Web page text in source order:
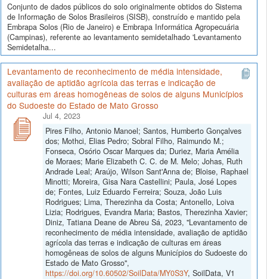
Conjunto de dados públicos do solo originalmente obtidos do Sistema
de Informação de Solos Brasileiros (SISB), construído e mantido pela
Embrapa Solos (Rio de Janeiro) e Embrapa Informática Agropecuária
(Campinas), referente ao levantamento semidetalhado 'Levantamento
Semidetalha...
Levantamento de reconhecimento de média intensidade,
avaliação de aptidão agrícola das terras e indicação de
culturas em áreas homogêneas de solos de alguns Municípios
do Sudoeste do Estado de Mato Grosso
Jul 4, 2023
Pires Filho, Antonio Manoel; Santos, Humberto Gonçalves
dos; Mothci, Elias Pedro; Sobral Filho, Raimundo M.;
Fonseca, Osório Oscar Marques da; Duriez, Maria Amélia
de Moraes; Marie Elizabeth C. C. de M. Melo; Johas, Ruth
Andrade Leal; Araújo, Wilson Sant'Anna de; Bloise, Raphael
Minotti; Moreira, Gisa Nara Castellini; Paula, José Lopes
de; Fontes, Luiz Eduardo Ferreira; Souza, João Luis
Rodrigues; Lima, Therezinha da Costa; Antonello, Loiva
Lizia; Rodrigues, Evandra Maria; Bastos, Therezinha Xavier;
Diniz, Tatiana Deane de Abreu Sá, 2023, "Levantamento de
reconhecimento de média intensidade, avaliação de aptidão
agrícola das terras e indicação de culturas em áreas
homogêneas de solos de alguns Municípios do Sudoeste do
Estado de Mato Grosso",
https://doi.org/10.60502/SoilData/MY0S3Y, SoilData, V1